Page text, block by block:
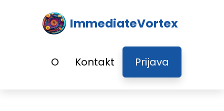
ImmediateVortex
O Kontakt Prijava